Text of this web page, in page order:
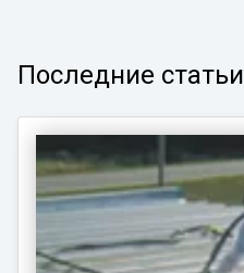
Последние статьи